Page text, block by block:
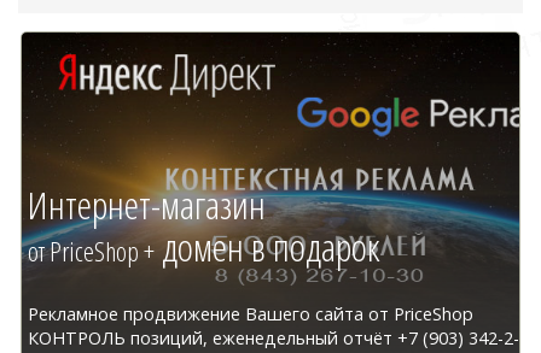
Интернет-магазин
от PriceShop +домен в подарок
Рекламное продвижение Вашего сайта от PriceShop
КОНТРОЛЬ позиций, еженедельный отчёт +7 (903) 342-2-